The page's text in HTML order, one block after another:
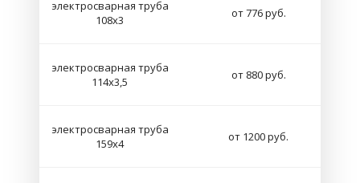
электросварная труба
108х3
от 776 руб.
электросварная труба
114х3,5
от 880 руб.
электросварная труба
159х4
от 1200 руб.